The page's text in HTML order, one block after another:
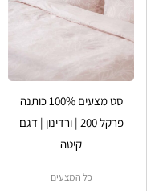
סט מצעים 100% כותנה
פרקל 200 | ורדינון | דגם
קיטה
כל המצעים
ניתן
האפשרויות
בעמוד
המוצר